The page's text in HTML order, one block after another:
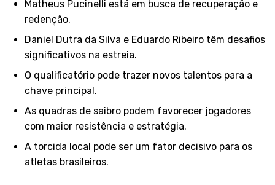
Matheus Pucinelli está em busca de recuperação e
redenção.
Daniel Dutra da Silva e Eduardo Ribeiro têm desafios
significativos na estreia.
O qualificatório pode trazer novos talentos para a
chave principal.
As quadras de saibro podem favorecer jogadores
com maior resistência e estratégia.
A torcida local pode ser um fator decisivo para os
atletas brasileiros.